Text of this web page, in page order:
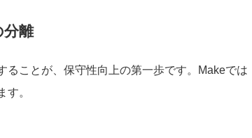
分離
ることが、保守性向上の第一歩です。Makeでは
す。